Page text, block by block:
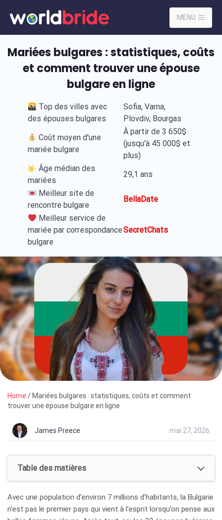
MENU
Mariées bulgares : statistiques, coûts
et comment trouver une épouse
bulgare en ligne
Top des villes avec
des épouses bulgares
Sofia, Varna,
Plovdiv, Bourgas
Coût moyen d'une
mariée bulgare
À partir de 3 650$
(jusqu'à 45 000$ et
plus)
Âge médian des
mariées
29,1 ans
Meilleur site de
rencontre bulgare
BellaDate
Meilleur service de
mariée par correspondance
bulgare
SecretChats
Home / Mariées bulgares : statistiques, coûts et comment
trouver une épouse bulgare en ligne
James Preece mai 27, 2026
Table des matières
Avec une population d’environ 7 millions d’habitants, la Bulgarie
n’est pas le premier pays qui vient à l’esprit lorsqu’on pense aux